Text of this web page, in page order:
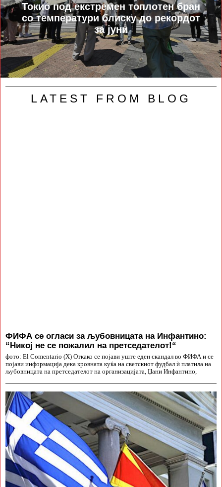
Токио под екстремен топлотен бран
со температури блиску до рекордот
за јуни
LATEST FROM BLOG
ФИФА се огласи за љубовницата на Инфантино:
“Никој не се пожалил на претседателот!“
фото: El Comentario (X) Откако се појави уште еден скандал во ФИФА и се
појави информација дека кровната куќа на светскиот фудбал ѝ платила на
љубовницата на претседателот на организацијата, Џани Инфантино,